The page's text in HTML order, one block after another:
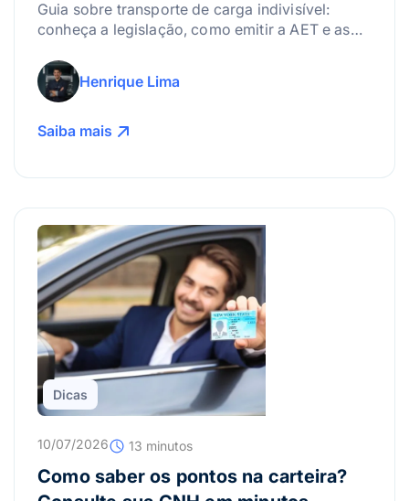
Guia sobre transporte de carga indivisível:
conheça a legislação, como emitir a AET e as
Henrique Lima
Saiba mais
Dicas
10/07/2026 13 minutos
Como saber os pontos na carteira?